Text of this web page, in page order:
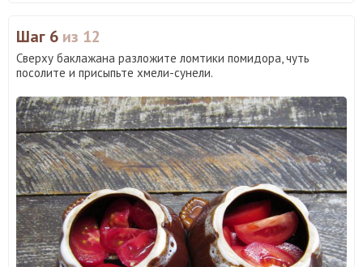
Шаг 6 из 12
Сверху баклажана разложите ломтики помидора, чуть
посолите и присыпьте хмели-сунели.